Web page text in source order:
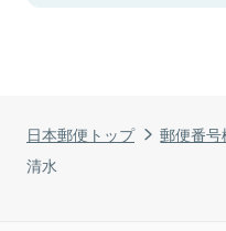
日本郵便トップ 郵便番
清水